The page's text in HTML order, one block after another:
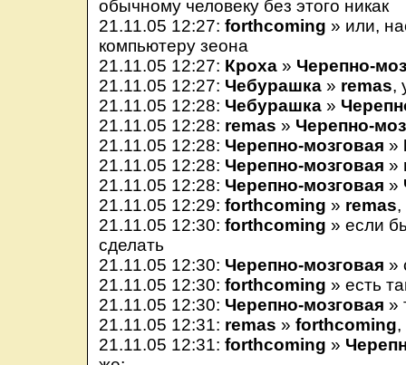
обычному человеку без этого никак
21.11.05 12:27: forthcoming » или,
компьютеру зеона
21.11.05 12:27: Кроха » Черепно-
21.11.05 12:27: Чебурашка » remas,
21.11.05 12:28: Чебурашка »
21.11.05 12:28: remas » Черепно-
21.11.05 12:28: Черепно-мозговая »
21.11.05 12:28: Черепно-мозговая »
21.11.05 12:28: Черепно-мозговая »
21.11.05 12:29: forthcoming » remas,
21.11.05 12:30: forthcoming » если
сделать
21.11.05 12:30: Черепно-мозговая »
21.11.05 12:30: forthcoming » есть
21.11.05 12:30: Черепно-мозговая »
21.11.05 12:31: remas » forthcoming,
21.11.05 12:31: forthcoming »